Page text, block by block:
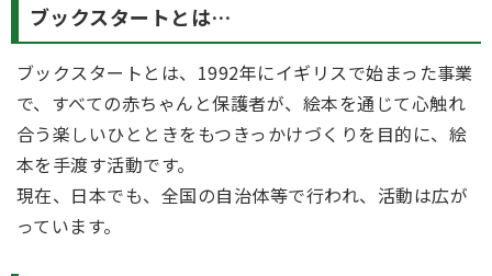
ブックスタートとは…
ブックスタートとは、1992年にイギリスで始まった事業
で、すべての赤ちゃんと保護者が、絵本を通じて心触れ
合う楽しいひとときをもつきっかけづくりを目的に、絵
本を手渡す活動です。
現在、日本でも、全国の自治体等で行われ、活動は広が
っています。